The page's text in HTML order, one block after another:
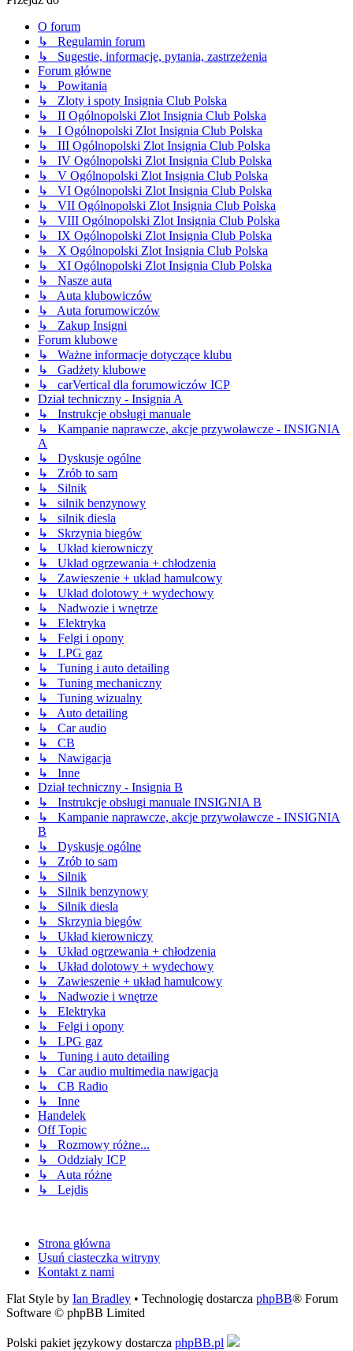
O forum
↳ Regulamin forum
↳ Sugestie, informacje, pytania, zastrzeżenia
Forum główne
↳ Powitania
↳ Zloty i spoty Insignia Club Polska
↳ II Ogólnopolski Zlot Insignia Club Polska
↳ I Ogólnopolski Zlot Insignia Club Polska
↳ III Ogólnopolski Zlot Insignia Club Polska
↳ IV Ogólnopolski Zlot Insignia Club Polska
↳ V Ogólnopolski Zlot Insignia Club Polska
↳ VI Ogólnopolski Zlot Insignia Club Polska
↳ VII Ogólnopolski Zlot Insignia Club Polska
↳ VIII Ogólnopolski Zlot Insignia Club Polska
↳ IX Ogólnopolski Zlot Insignia Club Polska
↳ X Ogólnopolski Zlot Insignia Club Polska
↳ XI Ogólnopolski Zlot Insignia Club Polska
↳ Nasze auta
↳ Auta klubowiczów
↳ Auta forumowiczów
↳ Zakup Insigni
Forum klubowe
↳ Ważne informacje dotyczące klubu
↳ Gadżety klubowe
↳ carVertical dla forumowiczów ICP
Dział techniczny - Insignia A
↳ Instrukcje obsługi manuale
↳ Kampanie naprawcze, akcje przywoławcze - INSIGNIA
A
↳ Dyskusje ogólne
↳ Zrób to sam
↳ Silnik
↳ silnik benzynowy
↳ silnik diesla
↳ Skrzynia biegów
↳ Układ kierowniczy
↳ Układ ogrzewania + chłodzenia
↳ Zawieszenie + układ hamulcowy
↳ Układ dolotowy + wydechowy
↳ Nadwozie i wnętrze
↳ Elektryka
↳ Felgi i opony
↳ LPG gaz
↳ Tuning i auto detailing
↳ Tuning mechaniczny
↳ Tuning wizualny
↳ Auto detailing
↳ Car audio
↳ CB
↳ Nawigacja
↳ Inne
Dział techniczny - Insignia B
↳ Instrukcje obsługi manuale INSIGNIA B
↳ Kampanie naprawcze, akcje przywoławcze - INSIGNIA
B
↳ Dyskusje ogólne
↳ Zrób to sam
↳ Silnik
↳ Silnik benzynowy
↳ Silnik diesla
↳ Skrzynia biegów
↳ Układ kierowniczy
↳ Układ ogrzewania + chłodzenia
↳ Układ dolotowy + wydechowy
↳ Zawieszenie + układ hamulcowy
↳ Nadwozie i wnętrze
↳ Elektryka
↳ Felgi i opony
↳ LPG gaz
↳ Tuning i auto detailing
↳ Car audio multimedia nawigacja
↳ CB Radio
↳ Inne
Handelek
Off Topic
↳ Rozmowy różne...
↳ Oddziały ICP
↳ Auta różne
↳ Lejdis
Strona główna
Usuń ciasteczka witryny
Kontakt z nami
Flat Style by Ian Bradley • Technologię dostarcza phpBB® Forum
Software © phpBB Limited
Polski pakiet językowy dostarcza phpBB.pl